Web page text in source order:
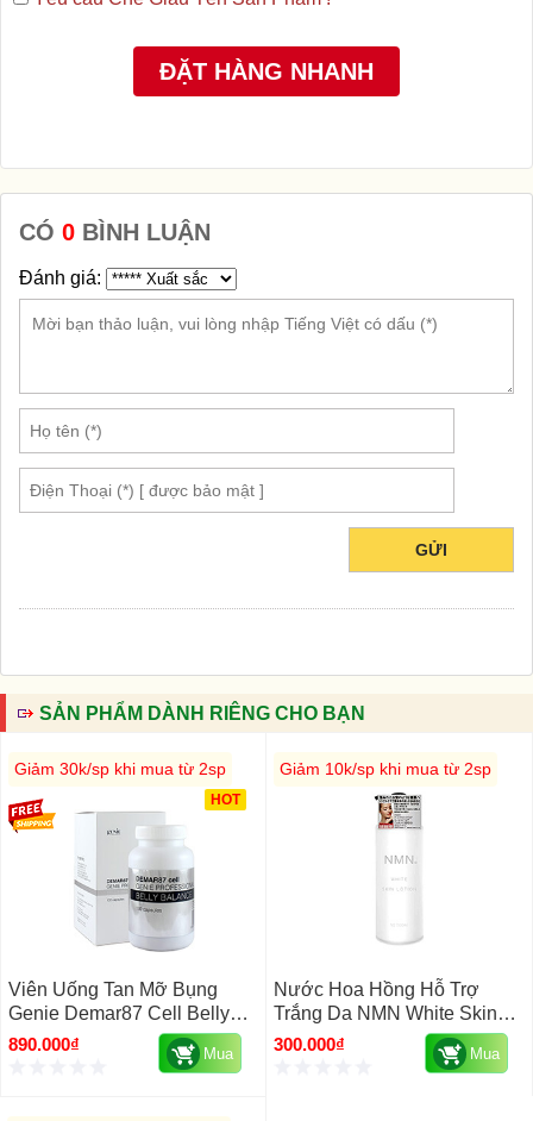
CÓ 0 BÌNH LUẬN
Đánh giá:
GỬI
SẢN PHẨM DÀNH RIÊNG CHO BẠN
HOT
Giảm 30k/sp khi mua từ 2sp
Viên Uống Tan Mỡ Bụng
Genie Demar87 Cell Belly
Balance Hàn Quốc 130 Viên
890.000₫ Mua
Giảm 10k/sp khi mua từ 2sp
Nước Hoa Hồng Hỗ Trợ
Trắng Da NMN White Skin
Lotion Nhật Bản, 500ml
300.000₫ Mua